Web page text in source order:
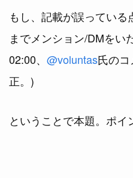
もし、記載が誤っている
までメンション/DMをい
02:00、 @voluntas氏の
正。)
ということで本題。ポイ